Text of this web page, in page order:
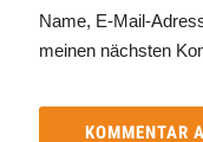
Name, E-Mail-
meinen nächsten